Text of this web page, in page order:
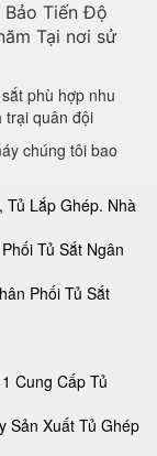
Tiến Độ
Tại nơi sử
phù hợp nhu
trại quân đội
chúng tôi bao
Tủ Lắp Ghép. Nhà
Tủ Sắt Ngân
Phối Tủ Sắt
Cung Cấp Tủ
Sản Xuất Tủ Ghép